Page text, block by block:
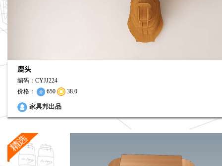
鹿头
编码：CYJJ224
价格：
650 38.0
家具邦出品